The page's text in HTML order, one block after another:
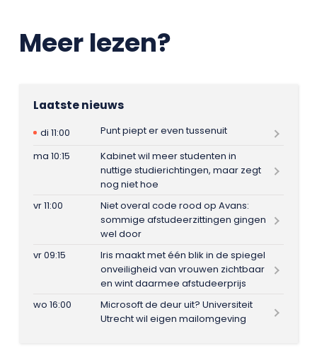
Meer lezen?
Laatste nieuws
di 11:00
Punt piept er even tussenuit
ma 10:15
Kabinet wil meer studenten in
nuttige studierichtingen, maar zegt
nog niet hoe
vr 11:00
Niet overal code rood op Avans:
sommige afstudeerzittingen gingen
wel door
vr 09:15
Iris maakt met één blik in de spiegel
onveiligheid van vrouwen zichtbaar
en wint daarmee afstudeerprijs
wo 16:00
Microsoft de deur uit? Universiteit
Utrecht wil eigen mailomgeving